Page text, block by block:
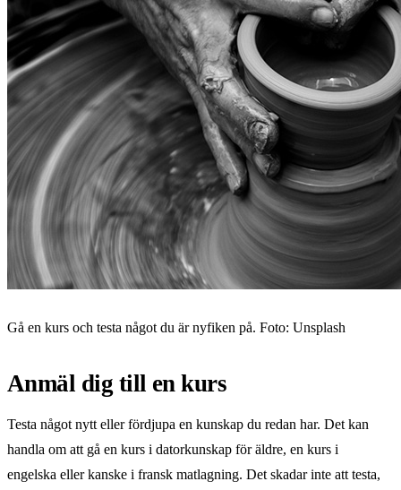
Gå en kurs och testa något du är nyfiken på. Foto: Unsplash
Anmäl dig till en kurs
Testa något nytt eller fördjupa en kunskap du redan har. Det kan
handla om att gå en kurs i datorkunskap för äldre, en kurs i
engelska eller kanske i fransk matlagning. Det skadar inte att testa,